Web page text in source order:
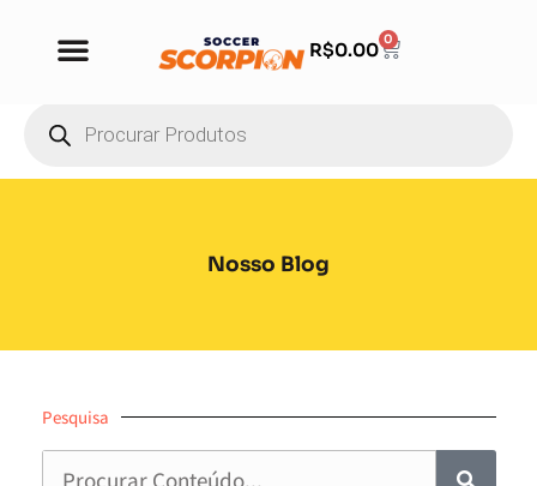
R$0.00 0
Nosso Blog
Pesquisa